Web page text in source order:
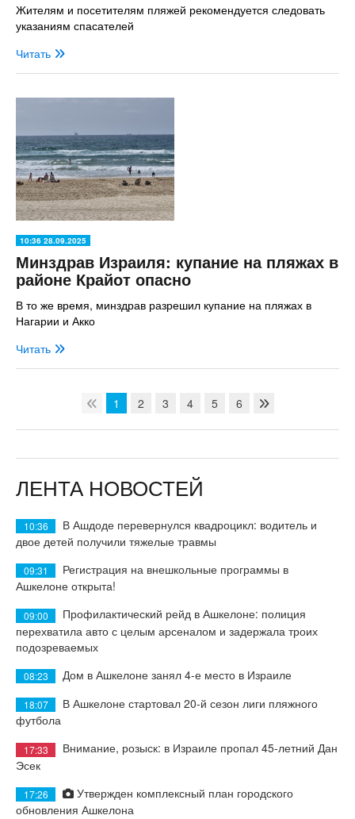
Жителям и посетителям пляжей рекомендуется следовать
указаниям спасателей
Читать
10:36 28.09.2025
Минздрав Израиля: купание на пляжах в
районе Крайот опасно
В то же время, минздрав разрешил купание на пляжах в
Нагарии и Акко
Читать
1 2 3 4 5 6
ЛЕНТА НОВОСТЕЙ
10:36
В Ашдоде перевернулся квадроцикл: водитель и
двое детей получили тяжелые травмы
09:31
Регистрация на внешкольные программы в
Ашкелоне открыта!
09:00
Профилактический рейд в Ашкелоне: полиция
перехватила авто с целым арсеналом и задержала троих
подозреваемых
08:23 Дом в Ашкелоне занял 4-е место в Израиле
18:07
В Ашкелоне стартовал 20-й сезон лиги пляжного
футбола
17:33
Внимание, розыск: в Израиле пропал 45-летний Дан
Эсек
17:26
Утвержден комплексный план городского
обновления Ашкелона